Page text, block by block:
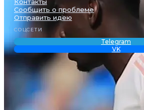
Сообщить о проблеме
Отправить идею
СОЦСЕТИ
Telegram
VK